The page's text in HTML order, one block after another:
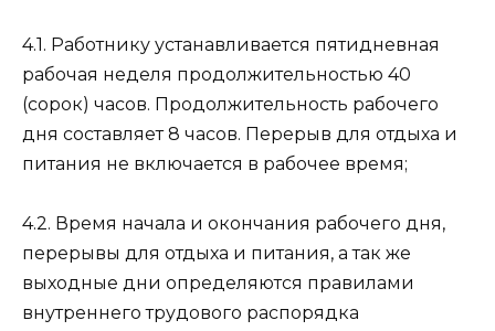
4.1. Работнику устанавливается пятидневная
рабочая неделя продолжительностью 40
(сорок) часов. Продолжительность рабочего
дня составляет 8 часов. Перерыв для отдыха и
питания не включается в рабочее время;
4.2. Время начала и окончания рабочего дня,
перерывы для отдыха и питания, а так же
выходные дни определяются правилами
внутреннего трудового распорядка